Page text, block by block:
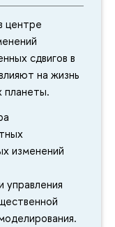
центре
сдвигов в
на жизнь
планеты.
изменений
управления